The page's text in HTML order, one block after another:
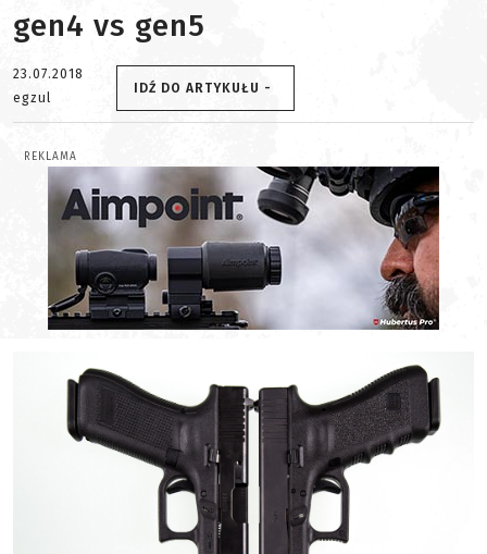
gen4 vs gen5
23.07.2018
egzul
IDŹ DO ARTYKUŁU -
REKLAMA